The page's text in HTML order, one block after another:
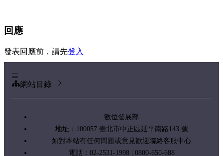
回應
發表回應前，請先登入
:::
網站目錄
數位發展部
地址：100057 臺北市中正區延平南路143 號
如對本站有任何問題或意見歡迎聯絡客服中心
電話：02-2531-1998 | 0800-650-688